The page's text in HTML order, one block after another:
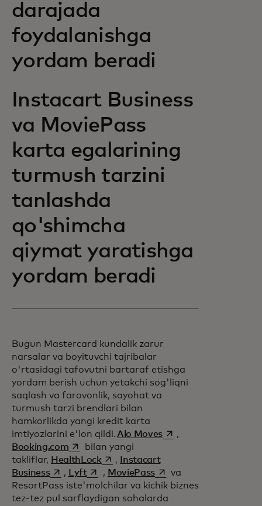
darajada
foydalanishga
yordam beradi
Instacart Business
va MoviePass
karta egalarining
turmush tarzini
tanlashda
qo'shimcha
qiymat yaratishga
yordam beradi
Bugun Mastercard kundalik zarur
narsalar va boyituvchi tajribalar
o'rtasidagi tafovutni bartaraf etishga
yordam berish uchun yetakchi sog'liqni
saqlash va farovonlik, sayohat va
turmush tarzi brendlari bilan
hamkorlikda yangi kredit karta
imtiyozlarini e'lon qildi. Alo Movesopens in a new tab
,
Booking.comopens in a new tab
bilan yangi
takliflar, HealthLockopens in a new tab
,
Instacart
Businessopens in a new tab
, Lyftopens in a new tab
, MoviePassopens in a new tab
va
ResortPass iste'molchilar va kichik biznes
tez-tez pul sarflaydigan sohalarda